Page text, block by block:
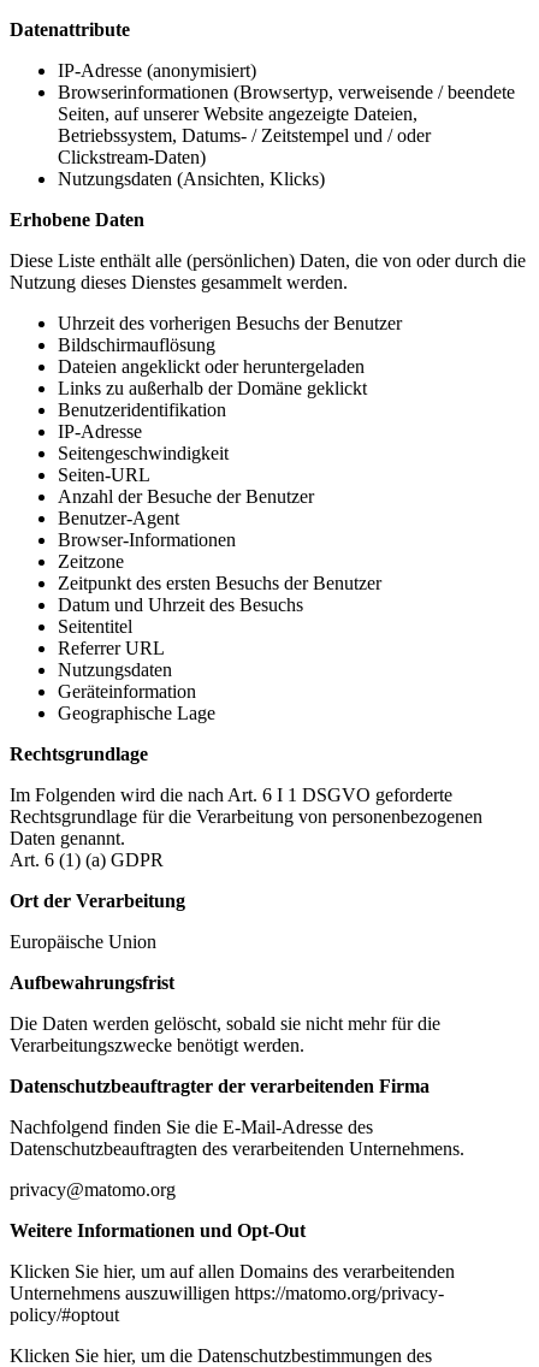
Datenattribute
IP-Adresse (anonymisiert)
Browserinformationen (Browsertyp, verweisende / beendete
Seiten, auf unserer Website angezeigte Dateien,
Betriebssystem, Datums- / Zeitstempel und / oder
Clickstream-Daten)
Nutzungsdaten (Ansichten, Klicks)
Erhobene Daten
Diese Liste enthält alle (persönlichen) Daten, die von oder durch die
Nutzung dieses Dienstes gesammelt werden.
Uhrzeit des vorherigen Besuchs der Benutzer
Bildschirmauflösung
Dateien angeklickt oder heruntergeladen
Links zu außerhalb der Domäne geklickt
Benutzeridentifikation
IP-Adresse
Seitengeschwindigkeit
Seiten-URL
Anzahl der Besuche der Benutzer
Benutzer-Agent
Browser-Informationen
Zeitzone
Zeitpunkt des ersten Besuchs der Benutzer
Datum und Uhrzeit des Besuchs
Seitentitel
Referrer URL
Nutzungsdaten
Geräteinformation
Geographische Lage
Rechtsgrundlage
Im Folgenden wird die nach Art. 6 I 1 DSGVO geforderte
Rechtsgrundlage für die Verarbeitung von personenbezogenen
Daten genannt.
Art. 6 (1) (a) GDPR
Ort der Verarbeitung
Europäische Union
Aufbewahrungsfrist
Die Daten werden gelöscht, sobald sie nicht mehr für die
Verarbeitungszwecke benötigt werden.
Datenschutzbeauftragter der verarbeitenden Firma
Nachfolgend finden Sie die E-Mail-Adresse des
Datenschutzbeauftragten des verarbeitenden Unternehmens.
privacy@matomo.org
Weitere Informationen und Opt-Out
Klicken Sie hier, um auf allen Domains des verarbeitenden
Unternehmens auszuwilligen https://matomo.org/privacy-
policy/#optout
Klicken Sie hier, um die Datenschutzbestimmungen des